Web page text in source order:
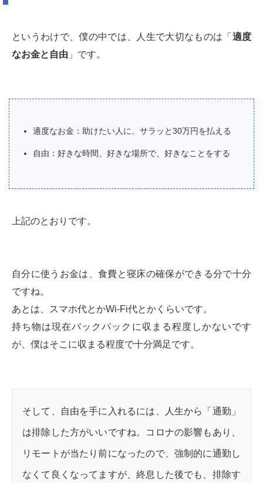
というわけで、僕の中では、人生で大切なものは「 適度
なお金と自由 」です。
適度なお金：助けたい人に、サラッと30万円を払える
自由：好きな時間、好きな場所で、好きなことをする
上記のとおりです。
自分に使うお金は、食費と寝床の確保ができる分で十分
ですね。
あとは、スマホ代とかWi-Fi代とかくらいです。
持ち物は現在バックパックに収まる程度しかないです
が、僕はそこに収まる程度で十分満足です。
そして、自由を手に入れるには、人生から「通勤」
は排除した方がいいですね。コロナの影響もあり、
リモートが当たり前になったので、強制的に通勤し
なくて良くなってますが、終息した後でも、排除す